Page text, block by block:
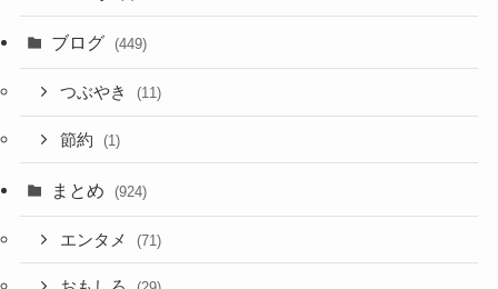
ブログ (449)
つぶやき (11)
節約 (1)
まとめ (924)
エンタメ (71)